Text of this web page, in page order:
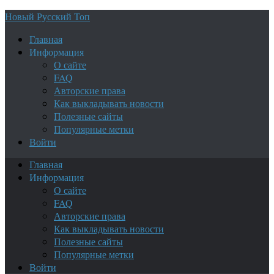
Новый Русский Топ
Главная
Информация
О сайте
FAQ
Авторские права
Как выкладывать новости
Полезные сайты
Популярные метки
Войти
Главная
Информация
О сайте
FAQ
Авторские права
Как выкладывать новости
Полезные сайты
Популярные метки
Войти